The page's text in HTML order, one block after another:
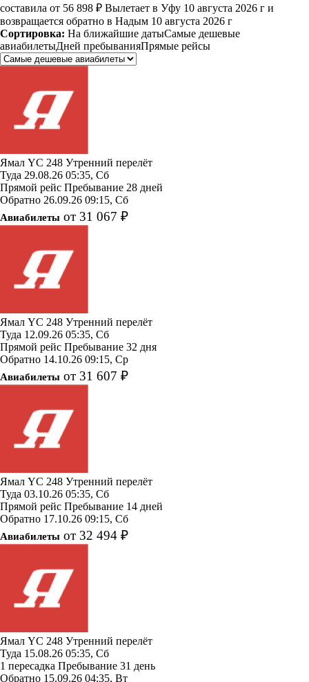
составила от 56 898 ₽ Вылетает в Уфу 10 августа 2026 г и
возвращается обратно в Надым 10 августа 2026 г
Сортировка: На ближайшие датыСамые дешевые
авиабилетыДней пребыванияПрямые рейсы
Ямал YC 248 Утренний перелёт
Туда 29.08.26 05:35, Сб
Прямой рейс Пребывание 28 дней
Обратно 26.09.26 09:15, Сб
Авиабилеты от 31 067 ₽
Ямал YC 248 Утренний перелёт
Туда 12.09.26 05:35, Сб
Прямой рейс Пребывание 32 дня
Обратно 14.10.26 09:15, Ср
Авиабилеты от 31 607 ₽
Ямал YC 248 Утренний перелёт
Туда 03.10.26 05:35, Сб
Прямой рейс Пребывание 14 дней
Обратно 17.10.26 09:15, Сб
Авиабилеты от 32 494 ₽
Ямал YC 248 Утренний перелёт
Туда 15.08.26 05:35, Сб
1 пересадка Пребывание 31 день
Обратно 15.09.26 04:35, Вт